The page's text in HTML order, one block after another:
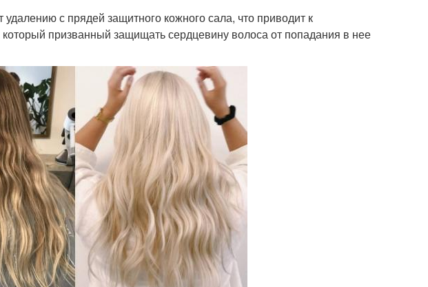
с прядей защитного кожного сала, что приводит к
призванный защищать сердцевину волоса от попадания в нее